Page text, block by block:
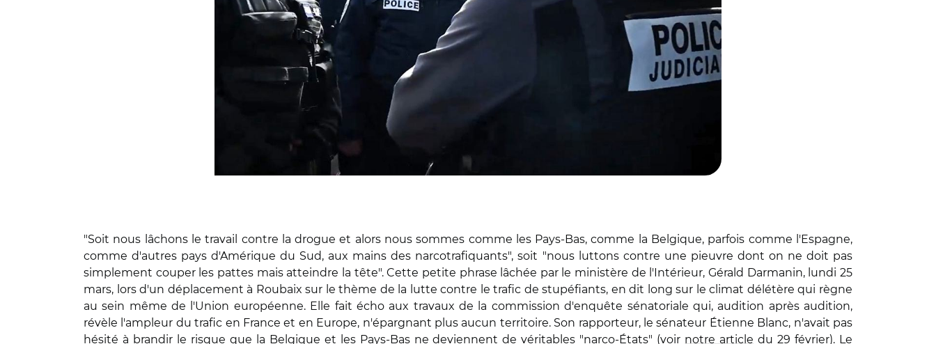
"Soit nous lâchons le travail contre la drogue et alors nous sommes comme les Pays-Bas, comme la Belgique, parfois comme l'Espagne,
comme d'autres pays d'Amérique du Sud, aux mains des narcotrafiquants", soit "nous luttons contre une pieuvre dont on ne doit pas
simplement couper les pattes mais atteindre la tête". Cette petite phrase lâchée par le ministère de l'Intérieur, Gérald Darmanin, lundi 25
mars, lors d'un déplacement à Roubaix sur le thème de la lutte contre le trafic de stupéfiants, en dit long sur le climat délétère qui règne
au sein même de l'Union européenne. Elle fait écho aux travaux de la commission d'enquête sénatoriale qui, audition après audition,
révèle l'ampleur du trafic en France et en Europe, n'épargnant plus aucun territoire. Son rapporteur, le sénateur Étienne Blanc, n'avait pas
hésité à brandir le risque que la Belgique et les Pays-Bas ne deviennent de véritables "narco-États" (voir notre article du 29 février). Le